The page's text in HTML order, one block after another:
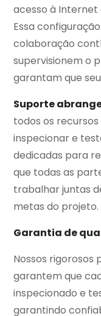
acesso à Internet
Essa
colaboração
supervisionem o
garantam que
Suporte
todos os
inspecionar e
dedicadas para
que todas as
trabalhar juntas
metas do projeto.
Garantia de
Nossos
garantem que
inspecionado e
garantindo